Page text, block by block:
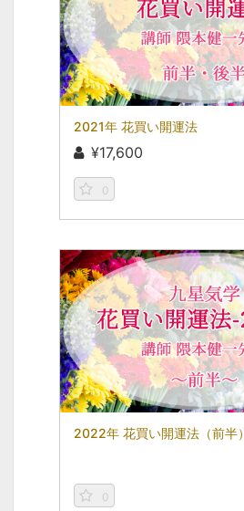
2021年 花買い開運法
¥17,600
0
2022年 花買い開運法（前半）
0